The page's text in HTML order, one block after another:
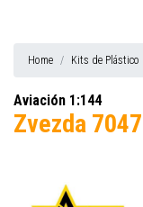
Home Kits de Plástico
Aviación 1:144
Zvezda 7047